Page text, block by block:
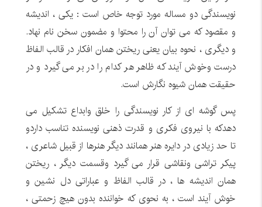
نویسندگی دو مساله مورد توجه خاص است : یکی ، اندیشه
و مقصود که می توان آن را محتوا و مضمون سخن نام نهاد.
و دیگری ، نحوه بیان یعنی ریختن همان افکار در قالب الفاظ
درست وخوش آیند که ظاهر هر کدام را در بر می گیرد و در
حقیقت همان شیوه نگارش است.
پس گوشه ای از کار نویسندگی را خلق وابداع تشکیل می
دهدکه با نیروی فکری و قدرت ذهنی نویسنده تناسب داردو
تا حد زیادی در دایره هنر همانند دیگر هنرها از قبیل شاعری ،
پیکر تراشی ونقاشی قرار می گیرد وقسمت دیگر ، ریختن
همان اندیشه ها ، در قالب الفاظ و عباراتی دل نشین و
خوش آیند است ، به نحوی که خواننده بدون هیچ زحمتی ،